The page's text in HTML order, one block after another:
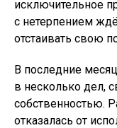
исключительное
с нетерпением
отстаивать свою
В последние
в несколько дел,
собственностью.
отказалась от